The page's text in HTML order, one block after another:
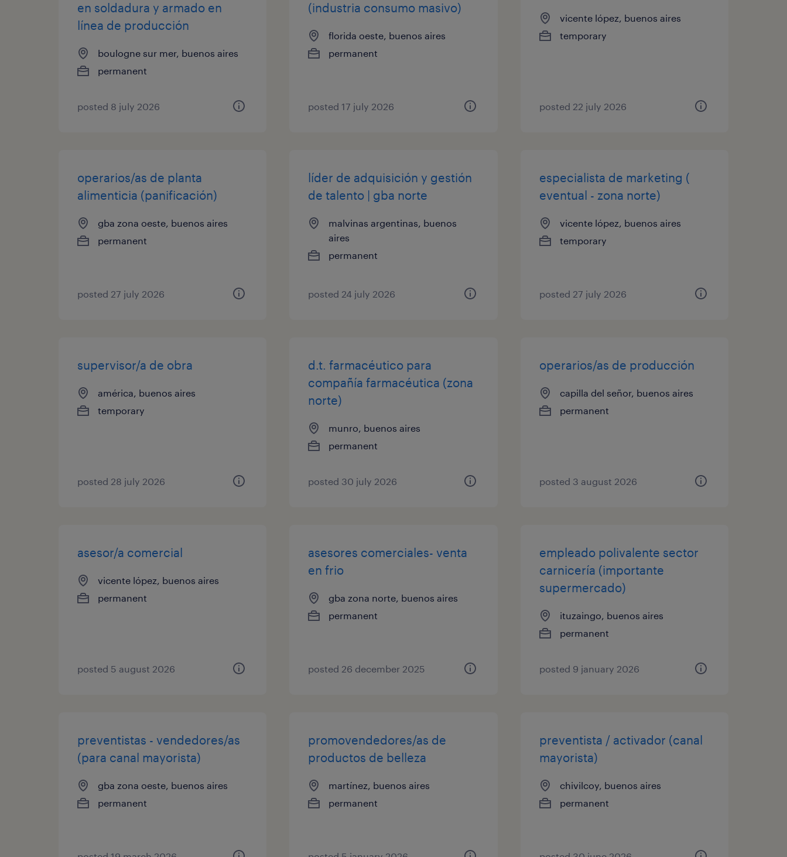
en soldadura y armado en
línea de producción
boulogne sur mer, buenos aires
permanent
posted 8 july 2026
(industria consumo masivo)
florida oeste, buenos aires
permanent
posted 17 july 2026
vicente lópez, buenos aires
temporary
posted 22 july 2026
operarios/as de planta
alimenticia (panificación)
gba zona oeste, buenos aires
permanent
posted 27 july 2026
líder de adquisición y gestión
de talento | gba norte
malvinas argentinas, buenos
aires
permanent
posted 24 july 2026
especialista de marketing (
eventual - zona norte)
vicente lópez, buenos aires
temporary
posted 27 july 2026
supervisor/a de obra
américa, buenos aires
temporary
posted 28 july 2026
d.t. farmacéutico para
compañía farmacéutica (zona
norte)
munro, buenos aires
permanent
posted 30 july 2026
operarios/as de producción
capilla del señor, buenos aires
permanent
posted 3 august 2026
asesor/a comercial
vicente lópez, buenos aires
permanent
posted 5 august 2026
asesores comerciales- venta
en frio
gba zona norte, buenos aires
permanent
posted 26 december 2025
empleado polivalente sector
carnicería (importante
supermercado)
ituzaingo, buenos aires
permanent
posted 9 january 2026
preventistas - vendedores/as
(para canal mayorista)
gba zona oeste, buenos aires
permanent
promovendedores/as de
productos de belleza
martínez, buenos aires
permanent
preventista / activador (canal
mayorista)
chivilcoy, buenos aires
permanent